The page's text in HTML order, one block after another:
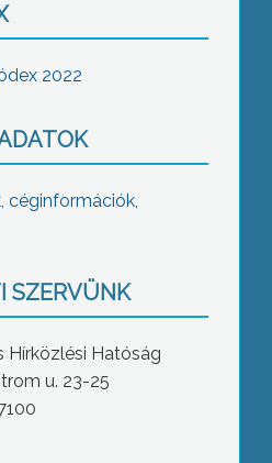
2022
céginformációk,
SZERVÜNK
Hírközlési Hatóság
u. 23-25